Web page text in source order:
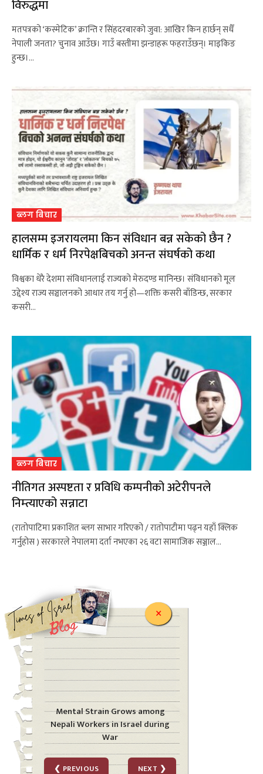
विरुद्धमा
मतपत्रको ‘कस्मेटिक’ क्रान्ति र सिंहदरबारको जुवा: आखिर किन हार्छन् सधैँ
नेपाली जनता? चुनाव आउँछ। गाउँ बस्तीमा झन्डाहरू फहराउँछन्। माइकिङ
हुन्छ।…
ब्लग बिचार
हालसम्म इजरायलमा किन संविधान बन्न सकेको छैन ?
धार्मिक र धर्म निरपेक्षबिचको अनन्त संघर्षको कथा
विश्वका धेरै देशमा संविधानलाई राज्यको मेरुदण्ड मानिन्छ। संविधानको मूल
उद्देश्य राज्य सञ्चालनको आधार तय गर्नु हो—शक्ति कसरी बाँडिन्छ, सरकार
कसरी…
ब्लग बिचार
नीतिगत अस्पष्टता र प्रविधि कम्पनीको अटेरीपनले
निम्त्याएको सन्नाटा
(रातोपाटिमा प्रकाशित ब्लग साभार गरिएको / रातोपाटीमा पढ्न यहाँ क्लिक
गर्नुहोस ) सरकारले नेपालमा दर्ता नभएका २६ वटा सामाजिक सञ्जाल…
.
×
Mental Strain Grows among
Nepali Workers in Israel during
War
❮ PREVIOUS NEXT ❯